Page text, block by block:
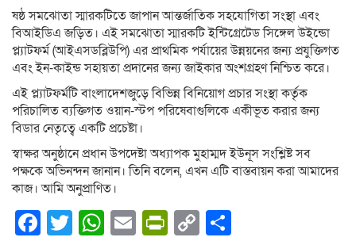
ষষ্ঠ সমঝোতা স্মারকটিতে জাপান আন্তর্জাতিক সহযোগিতা সংস্থা এবং
বিআইডিএ জড়িত। এই সমঝোতা স্মারকটি ইন্টিগ্রেটেড সিঙ্গেল উইন্ডো
প্ল্যাটফর্ম (আইএসডব্লিউপি) এর প্রাথমিক পর্যায়ের উন্নয়নের জন্য প্রযুক্তিগত
এবং ইন-কাইন্ড সহায়তা প্রদানের জন্য জাইকার অংশগ্রহণ নিশ্চিত করে।
এই প্ল্যাটফর্মটি বাংলাদেশজুড়ে বিভিন্ন বিনিয়োগ প্রচার সংস্থা কর্তৃক
পরিচালিত ব্যক্তিগত ওয়ান-স্টপ পরিষেবাগুলিকে একীভূত করার জন্য
বিডার নেতৃত্বে একটি প্রচেষ্টা।
স্বাক্ষর অনুষ্ঠানে প্রধান উপদেষ্টা অধ্যাপক মুহাম্মদ ইউনূস সংশ্লিষ্ট সব
পক্ষকে অভিনন্দন জানান। তিনি বলেন, এখন এটি বাস্তবায়ন করা আমাদের
কাজ। আমি অনুপ্রাণিত।
Facebook
Twitter
WhatsApp
EmailPrintFriendly
Copy